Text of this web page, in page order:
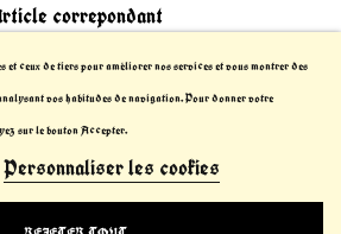
correpondant
Chevalier Thibault™. All Rights
et ceux de tiers pour améliorer nos services et vous montrer des
vos habitudes de navigation. Pour donner votre
sur le bouton Accepter.
Personnaliser les cookies